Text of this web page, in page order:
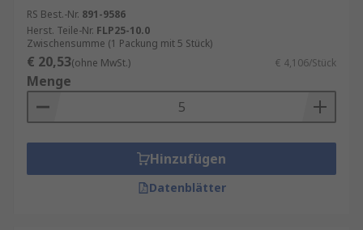
RS Best.-Nr. 891-9586
Herst. Teile-Nr. FLP25-10.0
Zwischensumme (1 Packung mit 5 Stück)
€ 20,53(ohne MwSt.) € 4,106/Stück
Menge
Hinzufügen
Datenblätter